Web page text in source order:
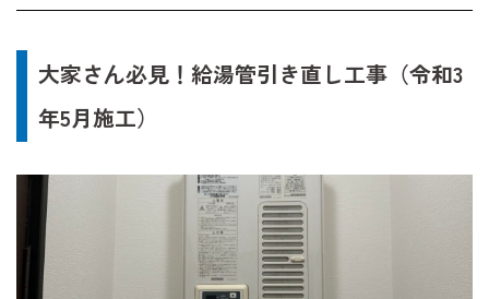
大家さん必見！給湯管引き直し工事（令和3
年5月施工）